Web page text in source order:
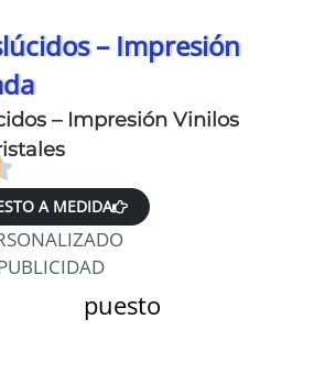
– Impresión
– Impresión Vinilos
A MEDIDA
presupuesto